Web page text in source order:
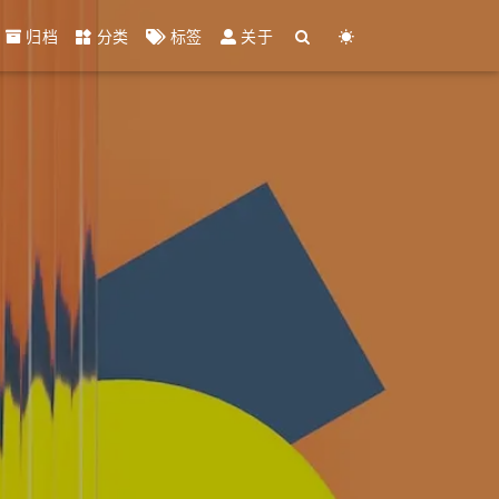
归档 分类 标签 关于